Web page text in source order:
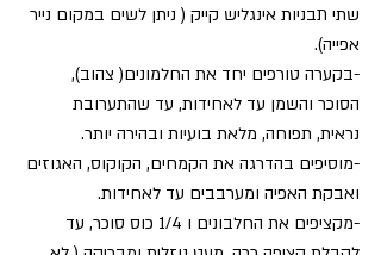
שתי תבניות אינגליש קייק ( ניתן לשים במקום נייר
אפייה).
-בקערה טורפים יחד את החלמונים( צהוב),
הסוכר והשמן עד לאחידות, עד שהתערובת
נראית, תפוחה, מלאת בועיות ובהירה יותר.
-מוסיפים בהדרגה את הקמחים, הקוקוס, האגוזים
ואבקת האפיה ומערבבים עד לאחידות.
-מקציפים את החלבונים ו 1/4 כוס סוכר, עד